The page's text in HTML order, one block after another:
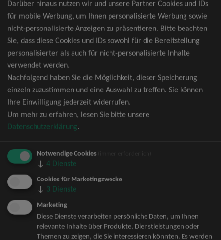
TOP-Events
André Rieu Tickets
David Garrett Tickets
Andrea Berg Tickets
Backstreet Boys Tickets
Unheilig Tickets
Santiano Tickets
Bryan Adams Tickets
Andreas Gabalier Tickets
Die Fantastischen Vier Tickets
Herbert Grönemeyer Tickets
Deep Purple Tickets
Howard Carpendale Tickets
Jan Delay & Disko No.1 Tickets
Darüber hinaus nutzen wir und unsere Partner Cookies und IDs
für mobile Werbung, um Ihnen personalisierte Werbung sowie
nicht-personalisierte Anzeigen zu präsentieren. Bitte beachten
Sie, dass diese Cookies und IDs sowohl für die Bereitstellung
personalisierter als auch für nicht-personalisierte Inhalte
verwendet werden.
Nachfolgend haben Sie die Möglichkeit, dieser Speicherung
einzeln zuzustimmen und eine Auswahl zu treffen. Sie können
Ihre Einwilligung jederzeit widerrufen.
Um mehr zu erfahren, lesen Sie bitte unsere
Datenschutzerklärung.
Notwendige Cookies
↓ 4 Dienste
Cookies für Marketingzwecke
↓ 3 Dienste
Marketing
Diese Dienste verarbeiten persönliche Daten, um Ihnen
relevante Inhalte über Produkte, Dienstleistungen oder
Themen zu zeigen, die Sie interessieren könnten. Es werden